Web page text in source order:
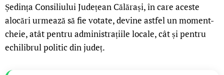
Ședința Consiliului Județean Călărași, în care aceste
alocări urmează să fie votate, devine astfel un moment-
cheie, atât pentru administrațiile locale, cât și pentru
echilibrul politic din județ.